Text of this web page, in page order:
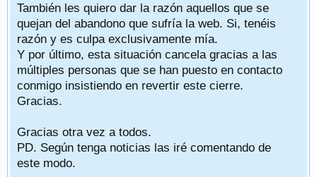
También les quiero dar la razón aquellos que se
quejan del abandono que sufría la web. Si, tenéis
razón y es culpa exclusivamente mía.
Y por último, esta situación cancela gracias a las
múltiples personas que se han puesto en contacto
conmigo insistiendo en revertir este cierre.
Gracias.
Gracias otra vez a todos.
PD. Según tenga noticias las iré comentando de
este modo.